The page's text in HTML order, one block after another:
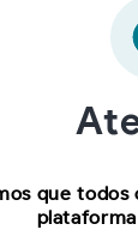
escritas
que todos